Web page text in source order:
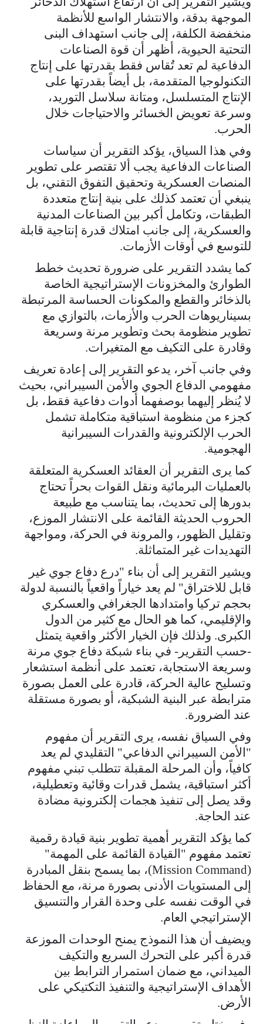
الموجهة بدقة، والانتشار الواسع للأنظمة
منخفضة الكلفة، إلى جانب استهداف البنى
التحتية الحيوية، أظهر أن قوة الصناعات
الدفاعية لم تعد تُقاس فقط بقدرتها على إنتاج
التكنولوجيا المتقدمة، بل أيضاً بقدرتها على
الإنتاج المتسلسل، ومتانة سلاسل التوريد،
وسرعة تعويض الخسائر والاحتياجات خلال
الحرب.
وفي هذا السياق، يؤكد التقرير أن سياسات
الصناعات الدفاعية يجب ألا تقتصر على تطوير
المنصات العسكرية وتحقيق التفوق التقني، بل
ينبغي أن تعتمد كذلك على بنية إنتاج متعددة
الطبقات، وتكامل أكبر بين الصناعات المدنية
والعسكرية، إلى جانب امتلاك قدرة إنتاجية قابلة
للتوسع في أوقات الأزمات.
كما يشدد التقرير على ضرورة تحديث خطط
الطوارئ والمخزونات الإستراتيجية الخاصة
بالذخائر والقطع والمكونات الحساسة المرتبطة
بسيناريوهات الحرب والأزمات، بالتوازي مع
تطوير منظومة بحث وتطوير مرنة وسريعة
وقادرة على التكيف مع المتغيرات.
وفي جانب آخر، يدعو التقرير إلى إعادة تعريف
مفهومي الدفاع الجوي والأمن السيبراني، بحيث
لا يُنظر إليهما بوصفهما أدوات دفاعية فقط، بل
كجزء من منظومة استباقية متكاملة تشمل
الحرب الإلكترونية والقدرات السيبرانية
الهجومية.
كما يرى التقرير أن العقائد العسكرية المتعلقة
بالعمليات البرمائية ونقل القوات بحراً تحتاج
بدورها إلى تحديث، بما يتناسب مع طبيعة
الحروب الحديثة القائمة على الانتشار الموزع،
وتقليل الظهور، والمرونة في الحركة، ومواجهة
التهديدات غير المتماثلة.
ويشير التقرير إلى أن بناء "درع دفاع جوي غير
قابل للاختراق" لم يعد خياراً واقعياً بالنسبة لدولة
بحجم تركيا وامتدادها الجغرافي والعسكري
والإقليمي، كما هو الحال مع كثير من الدول
الكبرى. ولذلك فإن الخيار الأكثر واقعية يتمثل
-حسب التقرير- في بناء شبكة دفاع جوي مرنة
وسريعة الاستجابة، تعتمد على أنظمة استشعار
وتسليح عالية الحركة، قادرة على العمل بصورة
مترابطة عبر البنية الشبكية، أو بصورة مستقلة
عند الضرورة.
وفي السياق نفسه، يرى التقرير أن مفهوم
"الأمن السيبراني الدفاعي" التقليدي لم يعد
كافياً، وأن المرحلة المقبلة تتطلب تبني مفهوم
أكثر استباقية، يشمل قدرات وقائية وتعطيلية،
وقد يصل إلى تنفيذ هجمات إلكترونية مضادة
عند الحاجة.
كما يؤكد التقرير أهمية تطوير بنية قيادة رقمية
تعتمد مفهوم "القيادة القائمة على المهمة"
(Mission Command)، بما يسمح بنقل المبادرة
إلى المستويات الأدنى بصورة مرنة، مع الحفاظ
في الوقت نفسه على وحدة القرار والتنسيق
الإستراتيجي العام.
ويضيف أن هذا النموذج يمنح الوحدات الموزعة
قدرة أكبر على التحرك السريع والتكيف
الميداني، مع ضمان استمرار الترابط بين
الأهداف الإستراتيجية والتنفيذ التكتيكي على
الأرض.